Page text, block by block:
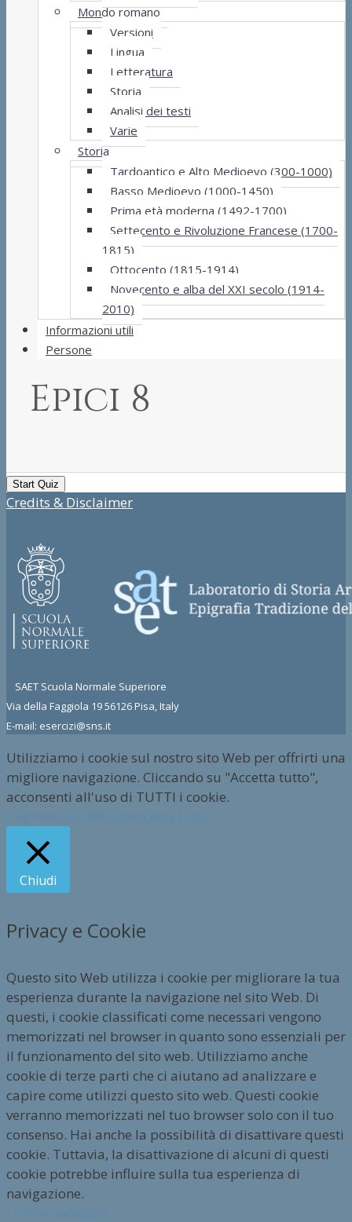
Mondo romano
Versioni
Lingua
Letteratura
Storia
Analisi dei testi
Varie
Storia
Tardoantico e Alto Medioevo (300-1000)
Basso Medioevo (1000-1450)
Prima età moderna (1492-1700)
Settecento e Rivoluzione Francese (1700-
1815)
Ottocento (1815-1914)
Novecento e alba del XXI secolo (1914-
2010)
Informazioni utili
Persone
Epici 8
Credits & Disclaimer
SAET Scuola Normale Superiore
Via della Faggiola 19 56126 Pisa, Italy
E-mail: esercizi@sns.it
Utilizziamo i cookie sul nostro sito Web per offrirti una
migliore navigazione. Cliccando su "Accetta tutto",
acconsenti all'uso di TUTTI i cookie.
Chiudi
Privacy e Cookie
Questo sito Web utilizza i cookie per migliorare la tua
esperienza durante la navigazione nel sito Web. Di
questi, i cookie classificati come necessari vengono
memorizzati nel browser in quanto sono essenziali per
il funzionamento del sito web. Utilizziamo anche
cookie di terze parti che ci aiutano ad analizzare e
capire come utilizzi questo sito web. Questi cookie
verranno memorizzati nel tuo browser solo con il tuo
consenso. Hai anche la possibilità di disattivare questi
cookie. Tuttavia, la disattivazione di alcuni di questi
cookie potrebbe influire sulla tua esperienza di
navigazione.